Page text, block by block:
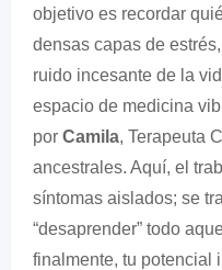
objetivo es recordar
densas capas de
ruido incesante de la
espacio de medicina
por Camila, Terapeuta
ancestrales. Aquí, el
síntomas aislados; se
“desaprender” todo
finalmente, tu potencial